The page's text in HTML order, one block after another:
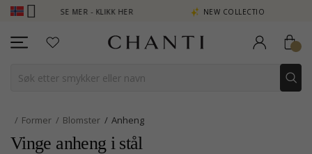
POENG SE MER - KLIKK HER NEW COLLECTION | AURA
Former Blomster Anheng
Vinge anheng i stål